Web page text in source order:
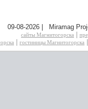
09-08-2026 | Miramag
сайты Магнитогорска
гостиницы Магнитогорска